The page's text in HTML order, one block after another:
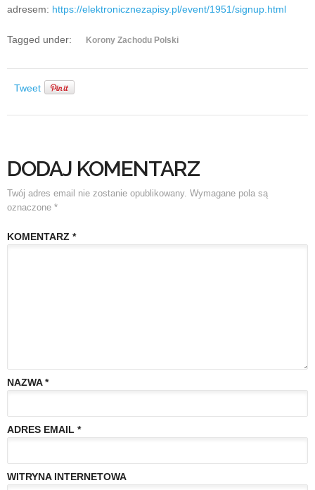
adresem: https://elektronicznezapisy.pl/event/1951/signup.html
Tagged under: Korony Zachodu Polski
Tweet
DODAJ KOMENTARZ
Twój adres email nie zostanie opublikowany. Wymagane pola są
oznaczone *
KOMENTARZ *
NAZWA*
ADRES EMAIL *
WITRYNA INTERNETOWA